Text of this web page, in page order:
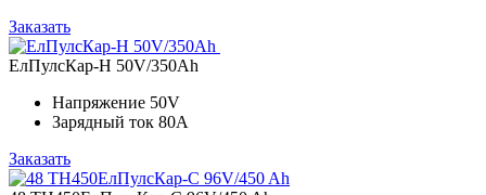
Заказать
ЕлПулсКар-Н 50V/350Ah
Напряжение 50V
Зарядный ток 80A
Заказать